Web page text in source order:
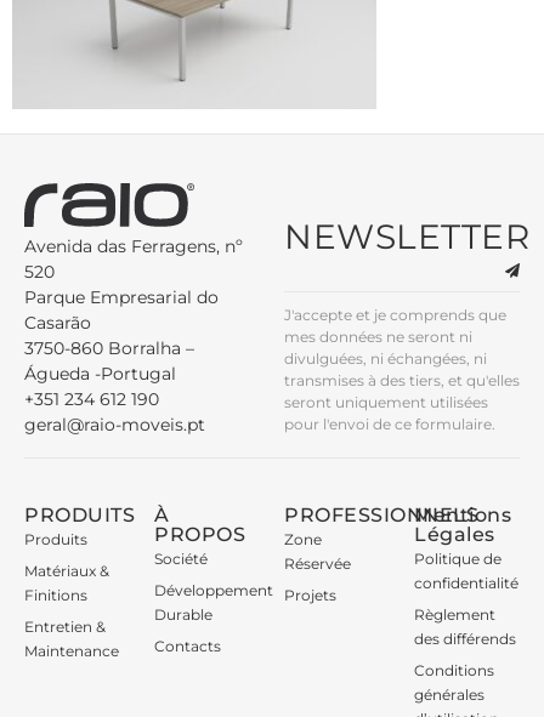
Avenida das Ferragens, nº
520
Parque Empresarial do
Casarão
3750-860 Borralha –
Águeda -Portugal
+351 234 612 190
geral@raio-moveis.pt
NEWSLETTER
J'accepte et je comprends que
mes données ne seront ni
divulguées, ni échangées, ni
transmises à des tiers, et qu'elles
seront uniquement utilisées
pour l'envoi de ce formulaire.
PRODUITS
Produits
Matériaux &
Finitions
Entretien &
Maintenance
À
PROPOS
Société
Développement
Durable
Contacts
PROFESSIONNELS
Zone
Réservée
Projets
Mentions
Légales
Politique de
confidentialité
Règlement
des différends
Conditions
générales